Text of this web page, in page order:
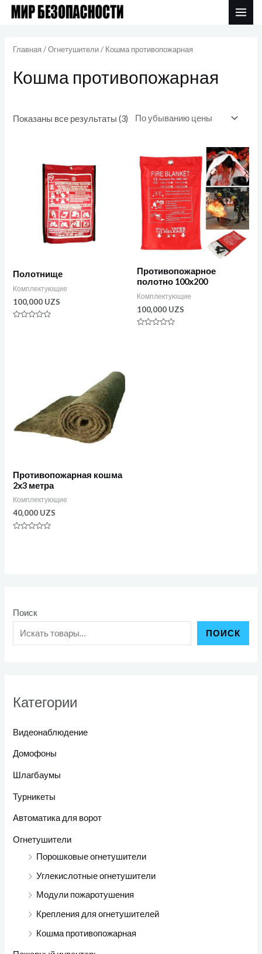
Перейти
Поиск
ПОИСК
Категории
Видеонаблюдение
Домофоны
Шлагбаумы
Турникеты
Автоматика для ворот
Огнетушители
Порошковые огнетушители
Углекислотные огнетушители
Модули пожаротушения
Крепления для огнетушителей
Кошма противопожарная
Главная /Огнетушители/ Кошма противопожарная
Кошма противопожарная
Показаны все результаты (3)
Полотнище
Комплектующие
100,000 UZS
Противопожарное
полотно 100х200
Комплектующие
100,000 UZS
Противопожарная кошма
2х3 метра
Комплектующие
40,000 UZS